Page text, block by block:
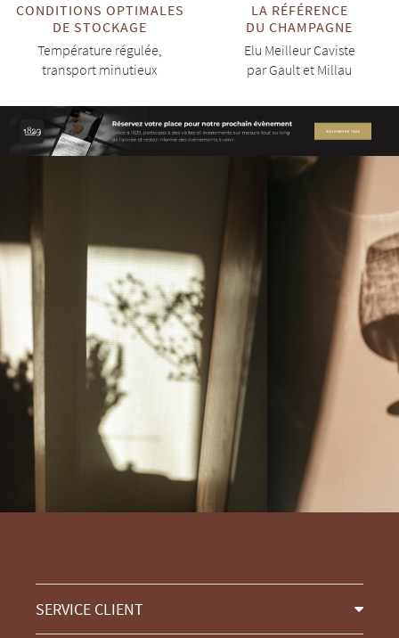
CONDITIONS OPTIMALES
DE STOCKAGE
Température régulée,
transport minutieux
LA RÉFÉRENCE
DU CHAMPAGNE
Elu Meilleur Caviste
par Gault et Millau
SERVICE CLIENT